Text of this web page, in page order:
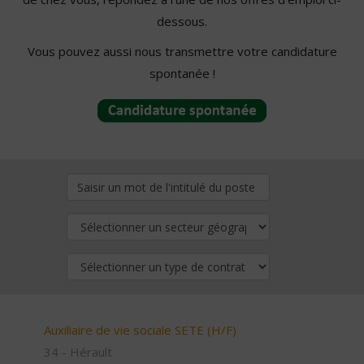
dessous.
Vous pouvez aussi nous transmettre votre candidature
spontanée !
Auxiliaire de vie sociale SETE (H/F)
34 - Hérault